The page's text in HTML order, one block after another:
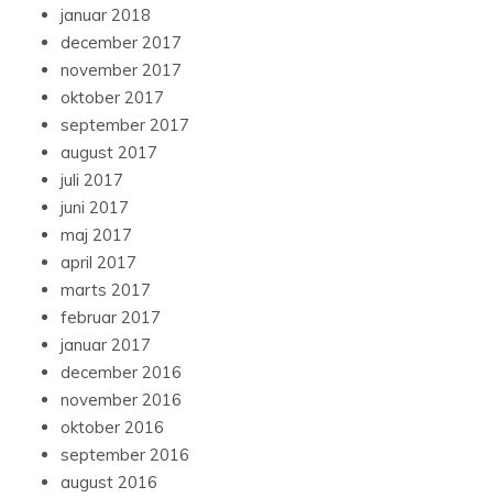
januar 2018
december 2017
november 2017
oktober 2017
september 2017
august 2017
juli 2017
juni 2017
maj 2017
april 2017
marts 2017
februar 2017
januar 2017
december 2016
november 2016
oktober 2016
september 2016
august 2016